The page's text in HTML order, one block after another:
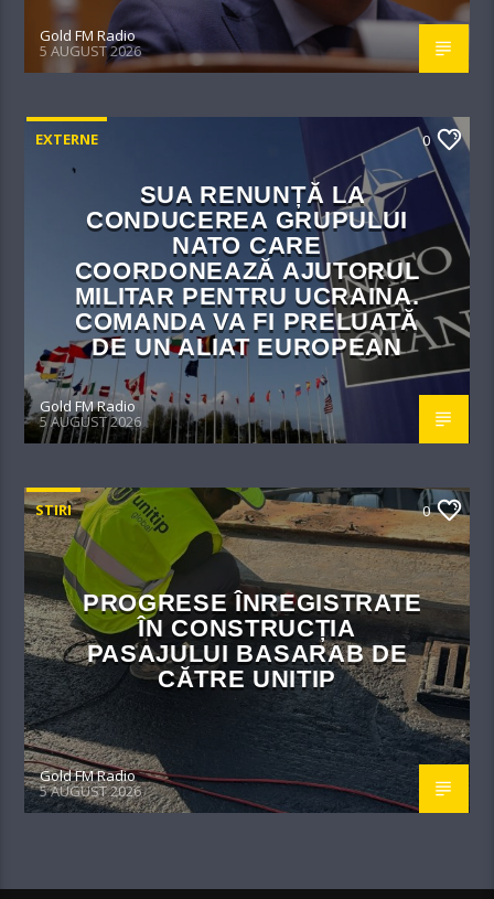
Gold FM Radio
5 AUGUST 2026
EXTERNE 0
SUA RENUNȚĂ LA
CONDUCEREA GRUPULUI
NATO CARE
COORDONEAZĂ AJUTORUL
MILITAR PENTRU UCRAINA.
COMANDA VA FI PRELUATĂ
DE UN ALIAT EUROPEAN
Gold FM Radio
5 AUGUST 2026
STIRI 0
PROGRESE ÎNREGISTRATE
ÎN CONSTRUCȚIA
PASAJULUI BASARAB DE
CĂTRE UNITIP
Gold FM Radio
5 AUGUST 2026